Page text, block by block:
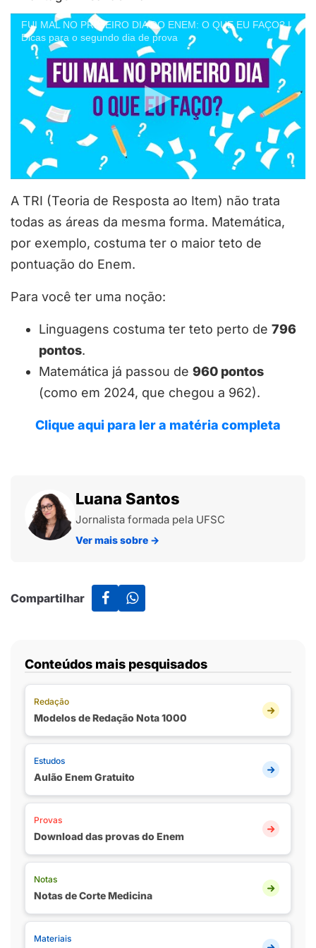
FUI MAL NO PRIMEIRO DIA DO ENEM: O QUE EU FAÇO? |
Dicas para o segundo dia de prova
A TRI (Teoria de Resposta ao Item) não trata
todas as áreas da mesma forma. Matemática,
por exemplo, costuma ter o maior teto de
pontuação do Enem.
Para você ter uma noção:
Linguagens costuma ter teto perto de 796
pontos.
Matemática já passou de 960 pontos
(como em 2024, que chegou a 962).
Clique aqui para ler a matéria completa
Luana Santos
Jornalista formada pela UFSC
Ver mais sobre →
Compartilhar
Conteúdos mais pesquisados
Redação
Modelos de Redação Nota 1000
Estudos
Aulão Enem Gratuito
Provas
Download das provas do Enem
Notas
Notas de Corte Medicina
Materiais